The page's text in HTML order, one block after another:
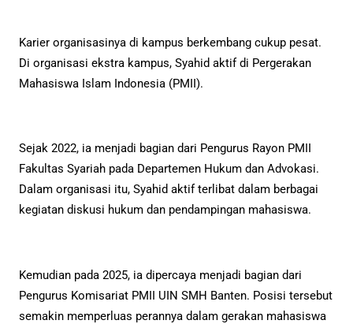
Karier organisasinya di kampus berkembang cukup pesat.
Di organisasi ekstra kampus, Syahid aktif di Pergerakan
Mahasiswa Islam Indonesia (PMII).
Sejak 2022, ia menjadi bagian dari Pengurus Rayon PMII
Fakultas Syariah pada Departemen Hukum dan Advokasi.
Dalam organisasi itu, Syahid aktif terlibat dalam berbagai
kegiatan diskusi hukum dan pendampingan mahasiswa.
Kemudian pada 2025, ia dipercaya menjadi bagian dari
Pengurus Komisariat PMII UIN SMH Banten. Posisi tersebut
semakin memperluas perannya dalam gerakan mahasiswa